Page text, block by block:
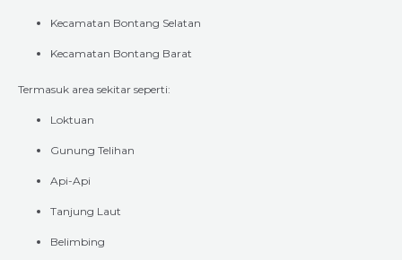
Kecamatan Bontang Selatan
Kecamatan Bontang Barat
Termasuk area sekitar seperti:
Loktuan
Gunung Telihan
Api-Api
Tanjung Laut
Belimbing